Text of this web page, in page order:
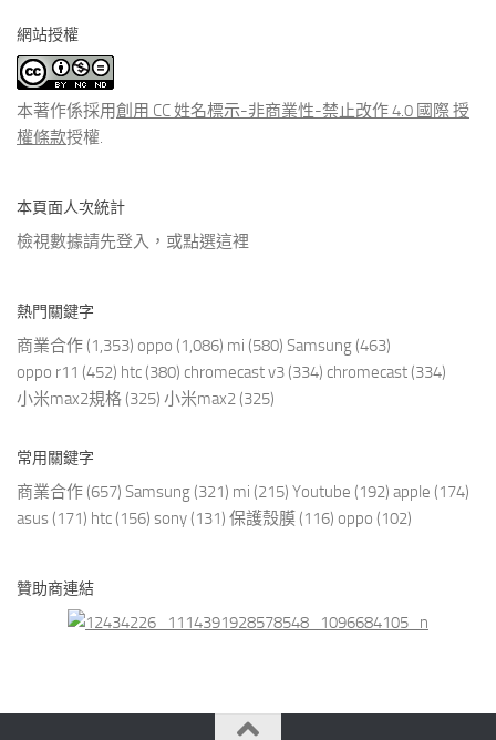
類
文
章
網站授權
本著作係採用創用 CC 姓名標示-非商業性-禁止改作 4.0 國際 授
權條款授權.
本頁面人次統計
檢視數據請先登入，或點選這裡
熱門關鍵字
商業合作 (1,353) oppo (1,086) mi (580) Samsung (463)
oppo r11 (452) htc (380) chromecast v3 (334) chromecast (334)
小米max2規格 (325) 小米max2 (325)
常用關鍵字
商業合作 (657) Samsung (321) mi (215) Youtube (192) apple (174)
asus (171) htc (156) sony (131) 保護殼膜 (116) oppo (102)
贊助商連結